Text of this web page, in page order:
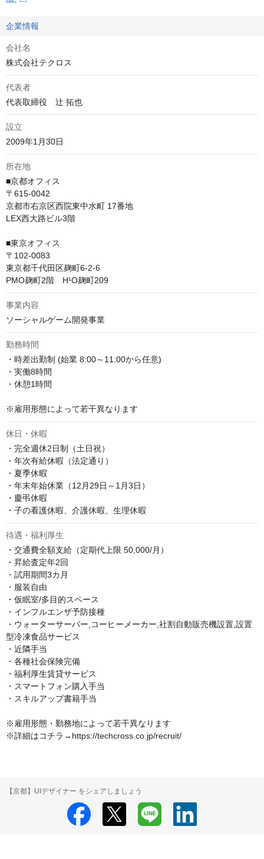
企業情報
会社名
株式会社テクロス
代表者
代表取締役　辻 拓也
設立
2009年1月30日
所在地
■京都オフィス
〒615-0042
京都市右京区西院東中水町 17番地
LEX西大路ビル3階
■東京オフィス
〒102-0083
東京都千代田区麹町6-2-6
PMO麹町2階　H¹O麹町209
事業内容
ソーシャルゲーム開発事業
勤務時間
・時差出勤制 (始業 8:00～11:00から任意)
・実働8時間
・休憩1時間
※雇用形態によって若干異なります
休日・休暇
・完全週休2日制（土日祝）
・年次有給休暇（法定通り）
・夏季休暇
・年末年始休業（12月29日～1月3日）
・慶弔休暇
・子の看護休暇、介護休暇、生理休暇
待遇・福利厚生
・交通費全額支給（定期代上限 50,000/月）
・昇給査定年2回
・試用期間3カ月
・服装自由
・仮眠室/多目的スペース
・インフルエンザ予防接種
・ウォーターサーバー,コーヒーメーカー,社割自動販売機設置,設置
型冷凍食品サービス
・近隣手当
・各種社会保険完備
・福利厚生賃貸サービス
・スマートフォン購入手当
・スキルアップ書籍手当
※雇用形態・勤務地によって若干異なります
※詳細はコチラ→https://techcross.co.jp/recruit/
【京都】UIデザイナー をシェアしましょう